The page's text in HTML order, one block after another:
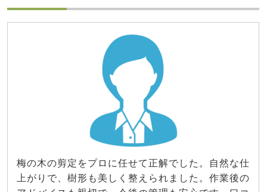
梅の木の剪定をプロに任せて正解でした。自然な仕
上がりで、樹形も美しく整えられました。作業後の